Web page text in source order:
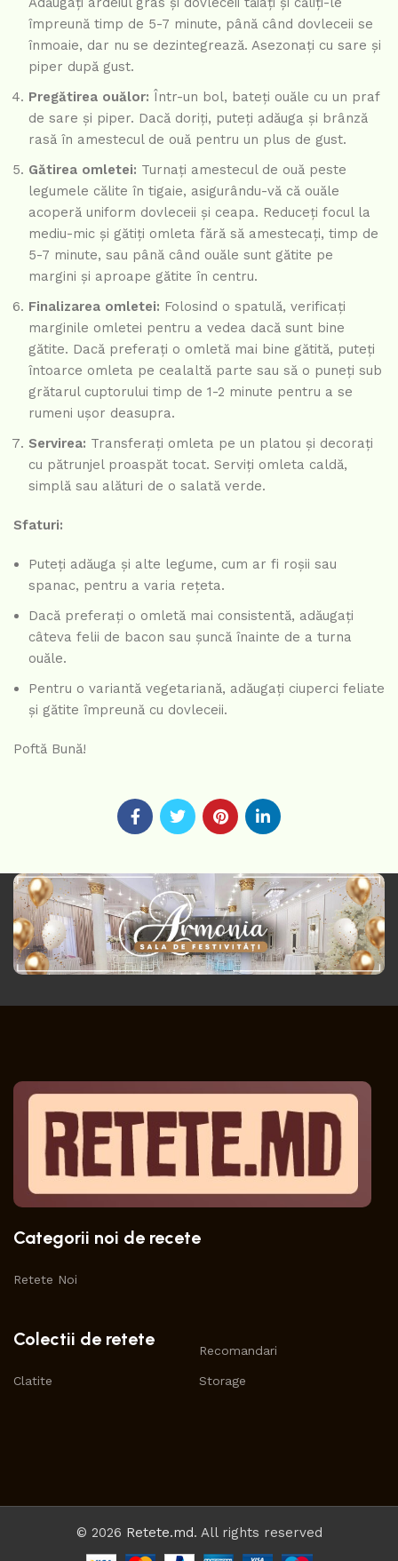
împreună timp de 5-7 minute, până când dovleceii se
înmoaie, dar nu se dezintegrează. Asezonați cu sare și
piper după gust.
Pregătirea ouălor: Într-un bol, bateți ouăle cu un praf
de sare și piper. Dacă doriți, puteți adăuga și brânză
rasă în amestecul de ouă pentru un plus de gust.
Gătirea omletei: Turnați amestecul de ouă peste
legumele călite în tigaie, asigurându-vă că ouăle
acoperă uniform dovleceii și ceapa. Reduceți focul la
mediu-mic și gătiți omleta fără să amestecați, timp de
5-7 minute, sau până când ouăle sunt gătite pe
margini și aproape gătite în centru.
Finalizarea omletei: Folosind o spatulă, verificați
marginile omletei pentru a vedea dacă sunt bine
gătite. Dacă preferați o omletă mai bine gătită, puteți
întoarce omleta pe cealaltă parte sau să o puneți sub
grătarul cuptorului timp de 1-2 minute pentru a se
rumeni ușor deasupra.
Servirea: Transferați omleta pe un platou și decorați
cu pătrunjel proaspăt tocat. Serviți omleta caldă,
simplă sau alături de o salată verde.
Sfaturi:
Puteți adăuga și alte legume, cum ar fi roșii sau
spanac, pentru a varia rețeta.
Dacă preferați o omletă mai consistentă, adăugați
câteva felii de bacon sau șuncă înainte de a turna
ouăle.
Pentru o variantă vegetariană, adăugați ciuperci feliate
și gătite împreună cu dovleceii.
Poftă Bună!
Categorii noi de recete
Retete Noi
Colectii de retete
Clatite
Recomandari
Storage
© 2026 Retete.md. All rights reserved